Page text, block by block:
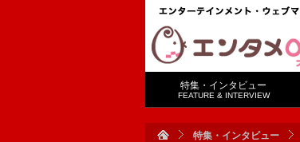
特集・インタビュー
FEATURE & INTERVIEW
特集・インタビュー